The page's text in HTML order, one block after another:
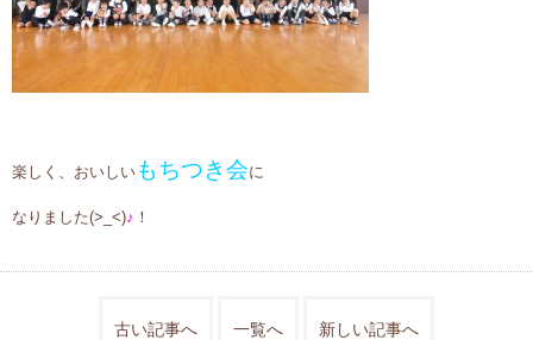
楽しく、おいしい もちつき会に
なりました(>_<)♪ ！
古い記事へ 一覧へ 新しい記事へ